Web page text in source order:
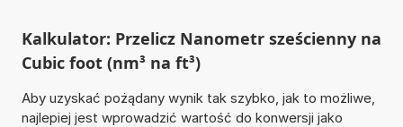
Kalkulator: Przelicz Nanometr sześcienny na
Cubic foot (nm³ na ft³)
Aby uzyskać pożądany wynik tak szybko, jak to możliwe,
najlepiej jest wprowadzić wartość do konwersji jako